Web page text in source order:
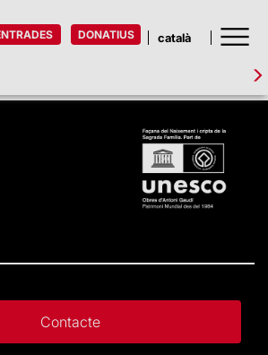
DONATIUS
Contacte